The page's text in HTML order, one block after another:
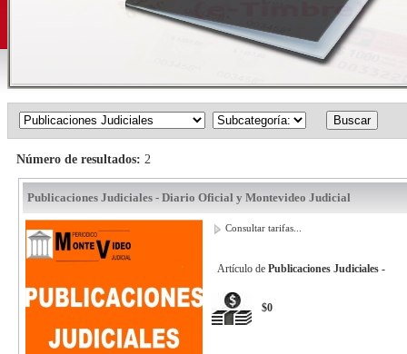
Número de resultados: 2
Publicaciones Judiciales - Diario Oficial y Montevideo Judicial
Consultar tarifas...
Artículo de Publicaciones Judiciales -
$0